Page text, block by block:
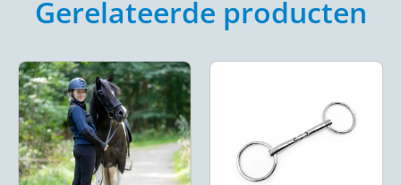
Gerelateerde producten